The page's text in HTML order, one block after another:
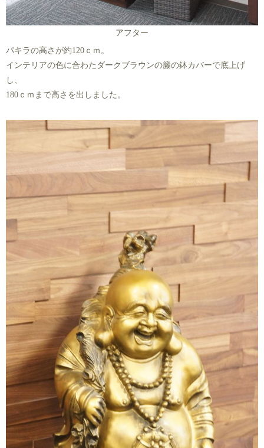
アフター
パキラの高さが約120ｃｍ。
インテリアの色に合わたダークブラウンの籐の鉢カバーで底上げ
し、
180ｃｍまで高さを出しました。